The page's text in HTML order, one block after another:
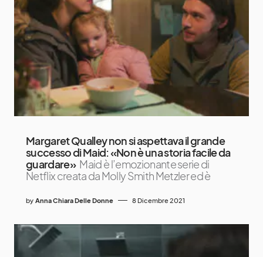
Margaret Qualley non si aspettava il grande
successo di Maid: «Non è una storia facile da
guardare» Maid è l’emozionante serie di
Netflix creata da Molly Smith Metzler ed è
by Anna Chiara Delle Donne 8 Dicembre 2021